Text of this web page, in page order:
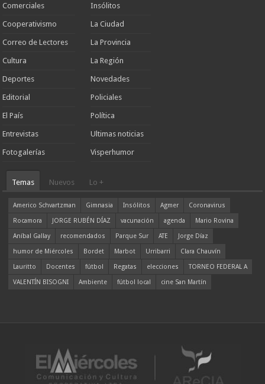
Comerciales
Cooperativismo
Correo de Lectores
Cultura
Deportes
Editorial
El País
Entrevistas
Fotogalerías
Insólitos
La Ciudad
La Provincia
La Región
Novedades
Policiales
Política
Ultimas noticias
Visperhumor
Temas Nuevos Lo +
Americo Schvartzman Gimnasia Insólitos Agmer
Coronavirus
Rocamora
JORGE RUBÉN DÍAZ vacunación agenda
Mario Rovina
Aníbal Gallay
recomendados Parque Sur ATE
Jorge Díaz
humor de Miércoles
Bordet Marbot Urribarri
Clara Chauvín
Lauritto
Docentes fútbol Regatas elecciones
TORNEO FEDERAL A
VALENTÍN BISOGNI
Ambiente fútbol local cine San Martín